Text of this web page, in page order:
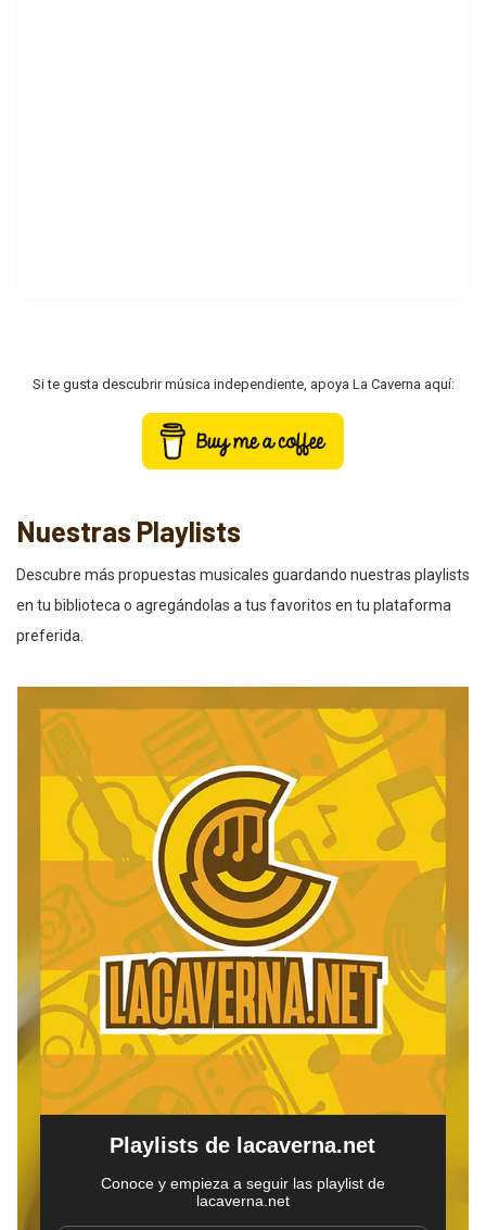
Si te gusta descubrir música independiente, apoya La Caverna aquí:
Nuestras Playlists
Descubre más propuestas musicales guardando nuestras playlists
en tu biblioteca o agregándolas a tus favoritos en tu plataforma
preferida.